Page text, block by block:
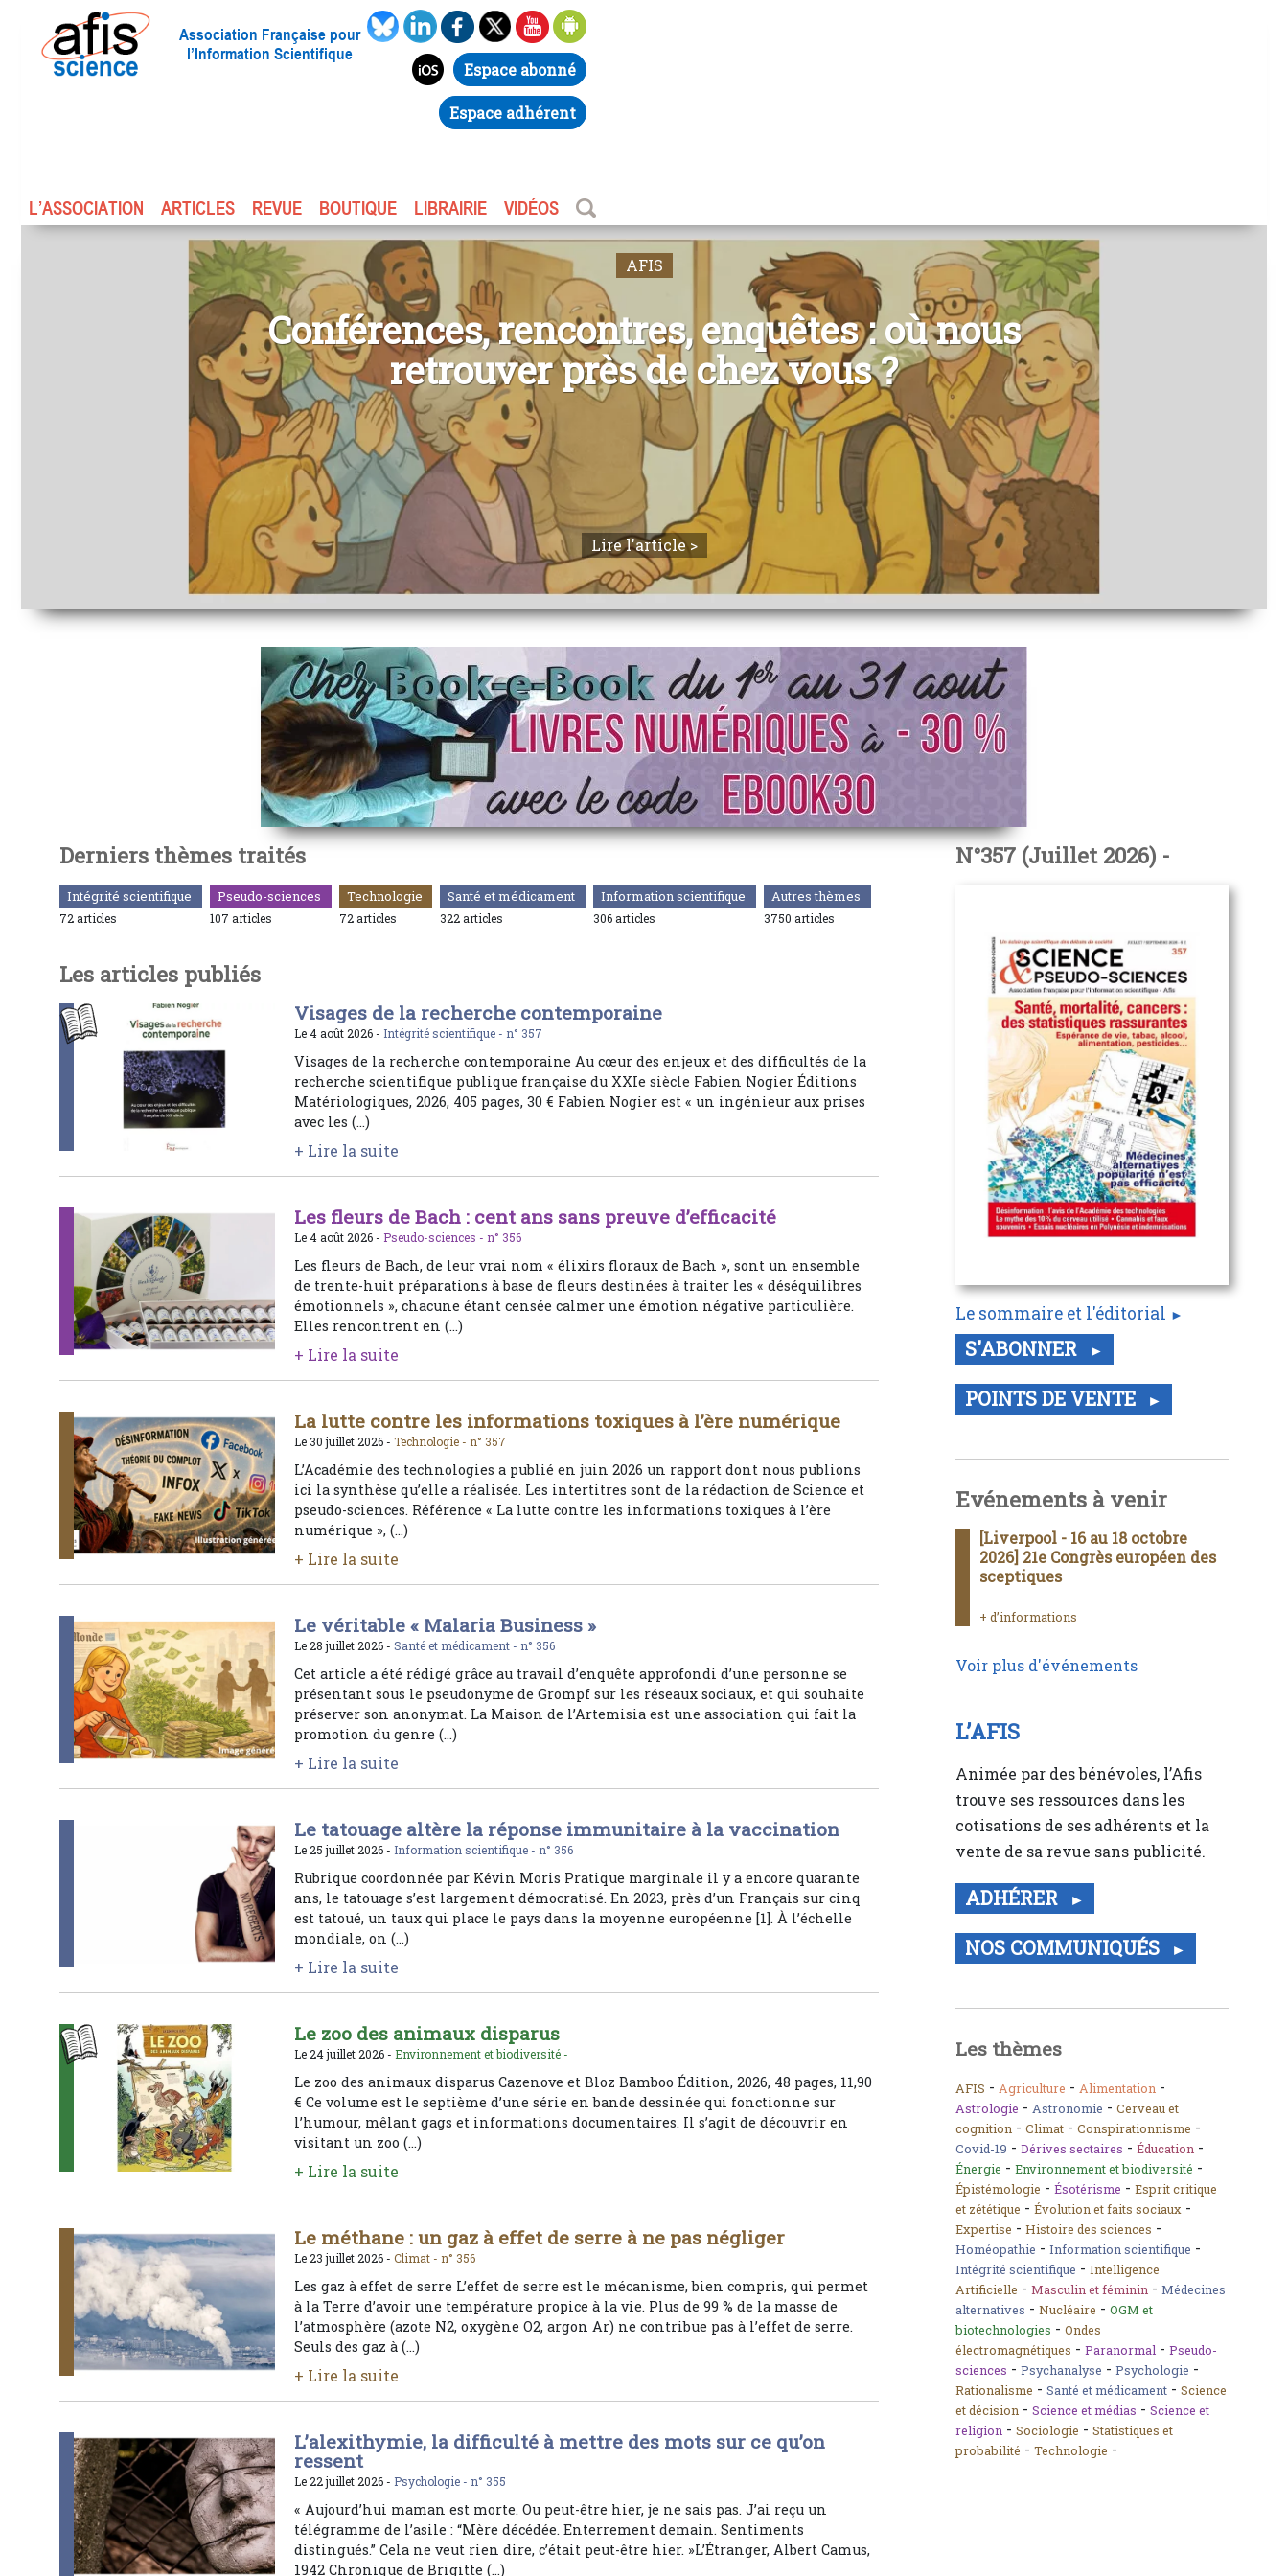
Association Française pour
l’Information Scientifique
Espace abonné
Espace adhérent
L’ASSOCIATION ARTICLES REVUE BOUTIQUE LIBRAIRIE VIDÉOS
AFIS
Conférences, rencontres, enquêtes : où nous
retrouver près de chez vous ?
Lire l'article >
Derniers thèmes traités
Intégrité scientifique
72 articles
Pseudo-sciences
107 articles
Technologie
72 articles
Santé et médicament
322 articles
Information scientifique
306 articles
Autres thèmes
3750 articles
Les articles publiés
Visages de la recherche contemporaine
Le 4 août 2026 - Intégrité scientifique - n° 357
Visages de la recherche contemporaine Au cœur des enjeux et des difficultés de la
recherche scientifique publique française du XXIe siècle Fabien Nogier Éditions
Matériologiques, 2026, 405 pages, 30 € Fabien Nogier est « un ingénieur aux prises
avec les (…)
+ Lire la suite
Les fleurs de Bach : cent ans sans preuve d’efficacité
Le 4 août 2026 - Pseudo-sciences - n° 356
Les fleurs de Bach, de leur vrai nom « élixirs floraux de Bach », sont un ensemble
de trente-huit préparations à base de fleurs destinées à traiter les « déséquilibres
émotionnels », chacune étant censée calmer une émotion négative particulière.
Elles rencontrent en (…)
+ Lire la suite
La lutte contre les informations toxiques à l’ère numérique
Le 30 juillet 2026 -Technologie - n° 357
L’Académie des technologies a publié en juin 2026 un rapport dont nous publions
ici la synthèse qu’elle a réalisée. Les intertitres sont de la rédaction de Science et
pseudo-sciences. Référence « La lutte contre les informations toxiques à l’ère
numérique », (…)
+ Lire la suite
Le véritable « Malaria Business »
Le 28 juillet 2026 -Santé et médicament - n° 356
Cet article a été rédigé grâce au travail d’enquête approfondi d’une personne se
présentant sous le pseudonyme de Grompf sur les réseaux sociaux, et qui souhaite
préserver son anonymat. La Maison de l’Artemisia est une association qui fait la
promotion du genre (…)
+ Lire la suite
Le tatouage altère la réponse immunitaire à la vaccination
Le 25 juillet 2026 - Information scientifique - n° 356
Rubrique coordonnée par Kévin Moris Pratique marginale il y a encore quarante
ans, le tatouage s’est largement démocratisé. En 2023, près d’un Français sur cinq
est tatoué, un taux qui place le pays dans la moyenne européenne [1]. À l’échelle
mondiale, on (…)
+ Lire la suite
Le zoo des animaux disparus
Le 24 juillet 2026 -Environnement et biodiversité -
Le zoo des animaux disparus Cazenove et Bloz Bamboo Édition, 2026, 48 pages, 11,90
€ Ce volume est le septième d’une série en bande dessinée qui fonctionne sur
l’humour, mêlant gags et informations documentaires. Il s’agit de découvrir en
visitant un zoo (…)
+ Lire la suite
Le méthane : un gaz à effet de serre à ne pas négliger
Le 23 juillet 2026 -Climat - n° 356
Les gaz à effet de serre L’effet de serre est le mécanisme, bien compris, qui permet
à la Terre d’avoir une température propice à la vie. Plus de 99 % de la masse de
l’atmosphère (azote N2, oxygène O2, argon Ar) ne contribue pas à l’effet de serre.
Seuls des gaz à (…)
+ Lire la suite
L’alexithymie, la difficulté à mettre des mots sur ce qu’on
ressent
Le 22 juillet 2026 - Psychologie - n° 355
« Aujourd’hui maman est morte. Ou peut-être hier, je ne sais pas. J’ai reçu un
télégramme de l’asile : “Mère décédée. Enterrement demain. Sentiments
distingués.” Cela ne veut rien dire, c’était peut-être hier. »L’Étranger, Albert Camus,
1942 Chronique de Brigitte (…)
N°357 (Juillet 2026) -
Le sommaire et l'éditorial
S'ABONNER
POINTS DE VENTE
Evénements à venir
[Liverpool - 16 au 18 octobre
2026] 21e Congrès européen des
sceptiques
+ d’informations
Voir plus d'événements
L’AFIS
Animée par des bénévoles, l’Afis
trouve ses ressources dans les
cotisations de ses adhérents et la
vente de sa revue sans publicité.
ADHÉRER
NOS COMMUNIQUÉS
Les thèmes
AFIS - Agriculture - Alimentation -
Astrologie - Astronomie - Cerveau et
cognition - Climat - Conspirationnisme -
Covid-19 - Dérives sectaires - Éducation -
Énergie - Environnement et biodiversité -
Épistémologie - Ésotérisme - Esprit critique
et zététique - Évolution et faits sociaux -
Expertise - Histoire des sciences -
Homéopathie - Information scientifique -
Intégrité scientifique - Intelligence
Artificielle - Masculin et féminin - Médecines
alternatives - Nucléaire - OGM et
biotechnologies - Ondes
électromagnétiques - Paranormal - Pseudo-
sciences - Psychanalyse - Psychologie -
Rationalisme - Santé et médicament - Science
et décision - Science et médias - Science et
religion - Sociologie - Statistiques et
probabilité - Technologie -